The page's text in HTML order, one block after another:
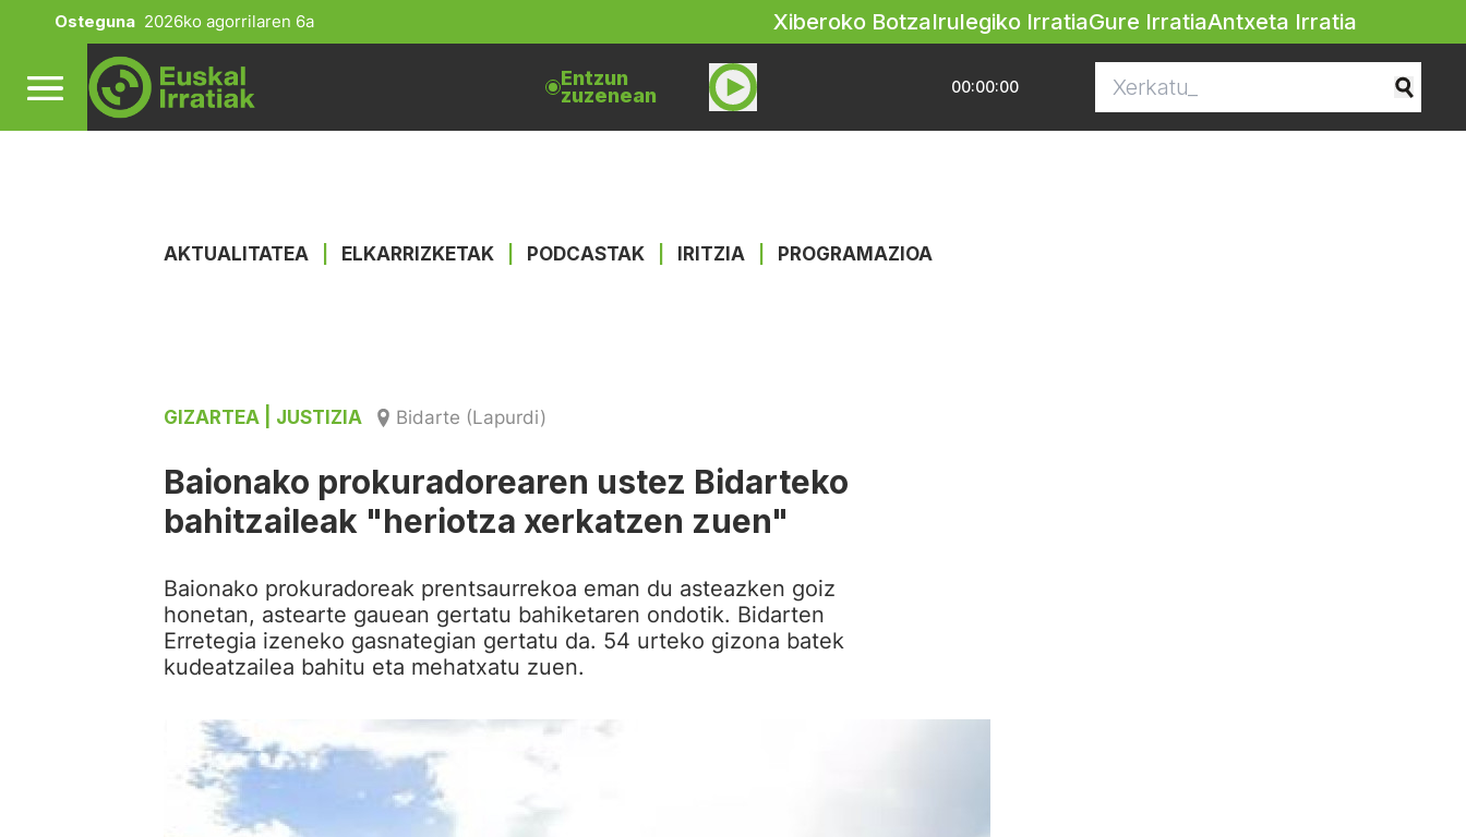
Osteguna 2026ko agorrilaren 6a Xiberoko BotzaIrulegiko IrratiaGure IrratiaAntxeta Irratia
Entzun
zuzenean 00:00:00
AKTUALITATEA ELKARRIZKETAK PODCASTAK IRITZIA PROGRAMAZIOA
GIZARTEA | JUSTIZIA Bidarte (Lapurdi)
Baionako prokuradorearen ustez Bidarteko
bahitzaileak "heriotza xerkatzen zuen"
Baionako prokuradoreak prentsaurrekoa eman du asteazken goiz
honetan, astearte gauean gertatu bahiketaren ondotik. Bidarten
Erretegia izeneko gasnategian gertatu da. 54 urteko gizona batek
kudeatzailea bahitu eta mehatxatu zuen.